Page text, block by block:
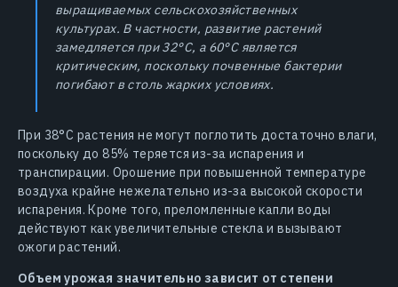
выращиваемых сельскохозяйственных
культурах. В частности, развитие растений
замедляется при 32°C, а 60°C является
критическим, поскольку почвенные бактерии
погибают в столь жарких условиях.
При 38°C растения не могут поглотить достаточно влаги,
поскольку до 85% теряется из-за испарения и
транспирации. Орошение при повышенной температуре
воздуха крайне нежелательно из-за высокой скорости
испарения. Кроме того, преломленные капли воды
действуют как увеличительные стекла и вызывают
ожоги растений.
Объем урожая значительно зависит от степени